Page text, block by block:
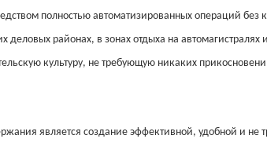
полностью автоматизированных операций без
районах, в зонах отдыха на автомагистралях
культуру, не требующую никаких
является создание эффективной, удобной и не